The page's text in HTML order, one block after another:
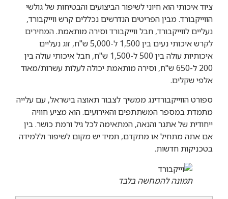
ציוד איכותי הוא חיוני לשיפור הביצועים והבטיחות של גולשי
הווייקבורד. מבין הפריטים הנדרשים נכללים קרש ווייקבורד,
נעליים לווייקבורד, חבל ווייקבורד וסירה מותאמת. המחירים
לקרש איכותי נעים בין 1,500 ל-5,000 ש"ח, זוג נעליים
איכותיות עולה בין 500 ל-1,500 ש"ח, חבל איכותי עולה בין
200 ל-650 ש"ח, וסירה מותאמת יכולה לעלות עשרות/מאוד
אלפי שקלים.
ספורט הווייקבורדינג ממשיך לצבור תאוצה בישראל, עם עלייה
מתמדת במספר המשתתפים והאירועים. הוא מציע חוויה
ייחודית של אתגר והנאה, המתאימה לכל גיל ורמת כושר. בין
אם אתה מתחיל או מתקדם, תמיד יש מקום לשיפור וללמידה
בטכניקות חדשות.
תמונה להמחשה בלבד